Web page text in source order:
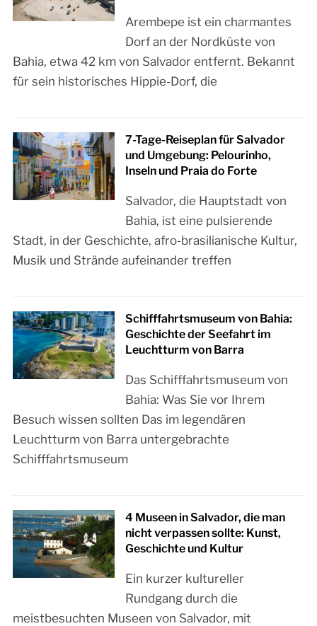
Arembepe ist ein charmantes
Dorf an der Nordküste von
Bahia, etwa 42 km von Salvador entfernt. Bekannt
für sein historisches Hippie-Dorf, die
7-Tage-Reiseplan für Salvador
und Umgebung: Pelourinho,
Inseln und Praia do Forte
Salvador, die Hauptstadt von
Bahia, ist eine pulsierende
Stadt, in der Geschichte, afro-brasilianische Kultur,
Musik und Strände aufeinander treffen
Schifffahrtsmuseum von Bahia:
Geschichte der Seefahrt im
Leuchtturm von Barra
Das Schifffahrtsmuseum von
Bahia: Was Sie vor Ihrem
Besuch wissen sollten Das im legendären
Leuchtturm von Barra untergebrachte
Schifffahrtsmuseum
4 Museen in Salvador, die man
nicht verpassen sollte: Kunst,
Geschichte und Kultur
Ein kurzer kultureller
Rundgang durch die
meistbesuchten Museen von Salvador, mit